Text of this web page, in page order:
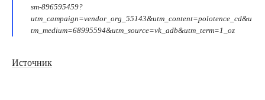
sm-896595459?
utm_campaign=vendor_org_55143&utm_content=polotence_cd&u
tm_medium=68995594&utm_source=vk_adb&utm_term=1_oz
Источник